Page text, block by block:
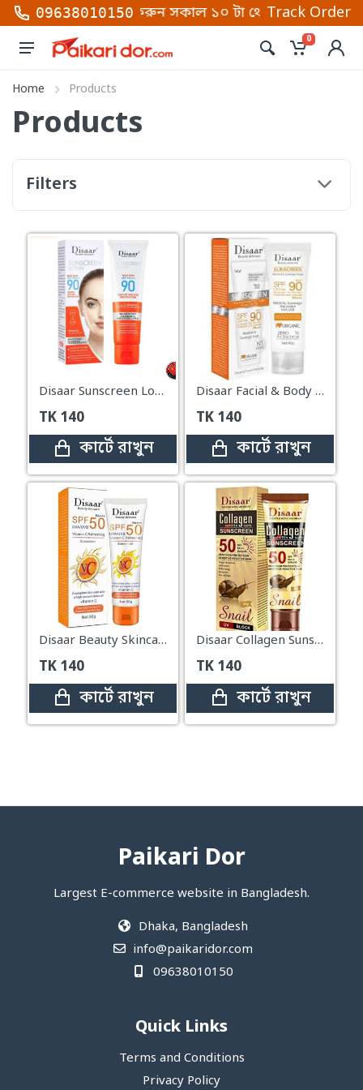
09638010150
গুলোতে কল করুন সকাল ১০ টা থেকে রাত ১০টা
Track Order
0
Home Products
Products
Filters
Disaar Sunscreen Lotion Brighten Skin SPF 90 – 50ml
TK 140
কার্টে রাখুন
Disaar Facial & Body Whitening Sunscreen Cream SPF 90 Sun Block – 40gm
TK 140
কার্টে রাখুন
Disaar Beauty Skincare SPF 50 Vitamin C Sunscreen - 50g
TK 140
কার্টে রাখুন
Disaar Collagen Sunscreen Cream with SPF 50, 50 gm
TK 140
কার্টে রাখুন
Paikari Dor
Largest E-commerce website in Bangladesh.
Dhaka, Bangladesh
info@paikaridor.com
09638010150
Quick Links
Terms and Conditions
Privacy Policy